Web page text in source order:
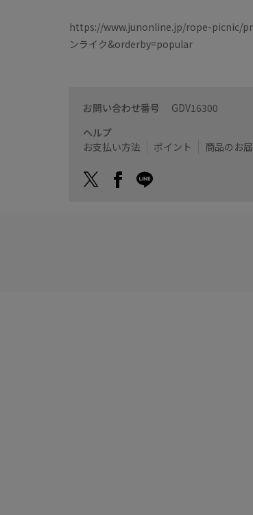
https://www.junonline.jp/rope-picnic/
ンライク&orderby=popular
お問い合わせ番号 GDV16300
ヘルプ
お支払い方法
ポイント 商品のお